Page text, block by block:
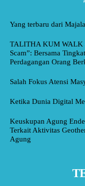
Yang terbaru dari
TALITHA KUM WALK
Scam”: Bersama
Perdagangan Orang
Salah Fokus Atensi
Ketika Dunia Digital
Keuskupan Agung
Terkait Aktivitas
Agung